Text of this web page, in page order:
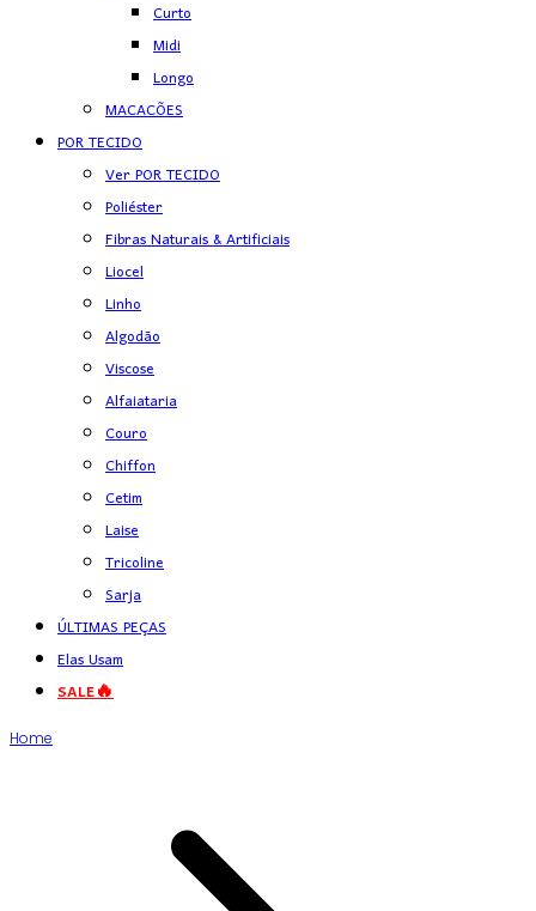
Curto
Midi
Longo
MACACÕES
POR TECIDO
Ver POR TECIDO
Poliéster
Fibras Naturais & Artificiais
Liocel
Linho
Algodão
Viscose
Alfaiataria
Couro
Chiffon
Cetim
Laise
Tricoline
Sarja
ÚLTIMAS PEÇAS
Elas Usam
SALE🔥
Home